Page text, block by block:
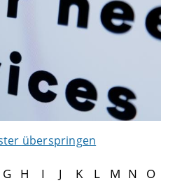
überspringen
G H I J K L M N
O